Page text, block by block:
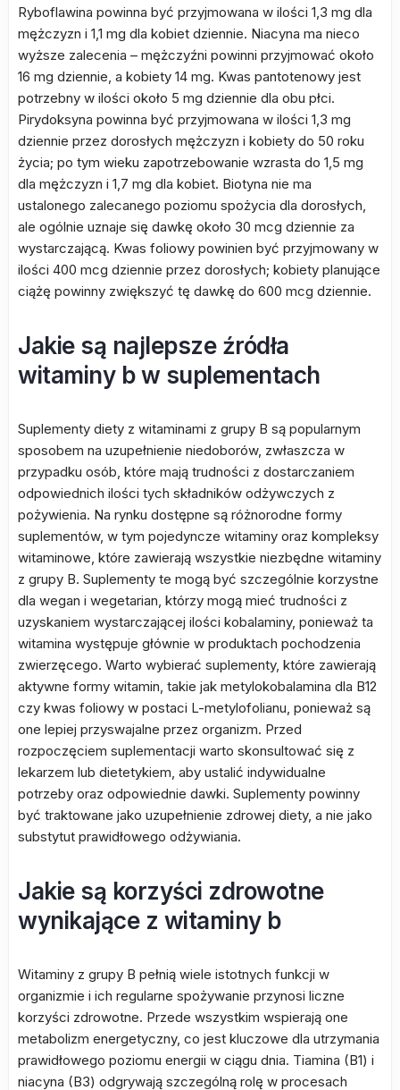
Ryboflawina powinna być przyjmowana w ilości 1,3 mg dla
mężczyzn i 1,1 mg dla kobiet dziennie. Niacyna ma nieco
wyższe zalecenia – mężczyźni powinni przyjmować około
16 mg dziennie, a kobiety 14 mg. Kwas pantotenowy jest
potrzebny w ilości około 5 mg dziennie dla obu płci.
Pirydoksyna powinna być przyjmowana w ilości 1,3 mg
dziennie przez dorosłych mężczyzn i kobiety do 50 roku
życia; po tym wieku zapotrzebowanie wzrasta do 1,5 mg
dla mężczyzn i 1,7 mg dla kobiet. Biotyna nie ma
ustalonego zalecanego poziomu spożycia dla dorosłych,
ale ogólnie uznaje się dawkę około 30 mcg dziennie za
wystarczającą. Kwas foliowy powinien być przyjmowany w
ilości 400 mcg dziennie przez dorosłych; kobiety planujące
ciążę powinny zwiększyć tę dawkę do 600 mcg dziennie.
Jakie są najlepsze źródła
witaminy b w suplementach
Suplementy diety z witaminami z grupy B są popularnym
sposobem na uzupełnienie niedoborów, zwłaszcza w
przypadku osób, które mają trudności z dostarczaniem
odpowiednich ilości tych składników odżywczych z
pożywienia. Na rynku dostępne są różnorodne formy
suplementów, w tym pojedyncze witaminy oraz kompleksy
witaminowe, które zawierają wszystkie niezbędne witaminy
z grupy B. Suplementy te mogą być szczególnie korzystne
dla wegan i wegetarian, którzy mogą mieć trudności z
uzyskaniem wystarczającej ilości kobalaminy, ponieważ ta
witamina występuje głównie w produktach pochodzenia
zwierzęcego. Warto wybierać suplementy, które zawierają
aktywne formy witamin, takie jak metylokobalamina dla B12
czy kwas foliowy w postaci L-metylofolianu, ponieważ są
one lepiej przyswajalne przez organizm. Przed
rozpoczęciem suplementacji warto skonsultować się z
lekarzem lub dietetykiem, aby ustalić indywidualne
potrzeby oraz odpowiednie dawki. Suplementy powinny
być traktowane jako uzupełnienie zdrowej diety, a nie jako
substytut prawidłowego odżywiania.
Jakie są korzyści zdrowotne
wynikające z witaminy b
Witaminy z grupy B pełnią wiele istotnych funkcji w
organizmie i ich regularne spożywanie przynosi liczne
korzyści zdrowotne. Przede wszystkim wspierają one
metabolizm energetyczny, co jest kluczowe dla utrzymania
prawidłowego poziomu energii w ciągu dnia. Tiamina (B1) i
niacyna (B3) odgrywają szczególną rolę w procesach